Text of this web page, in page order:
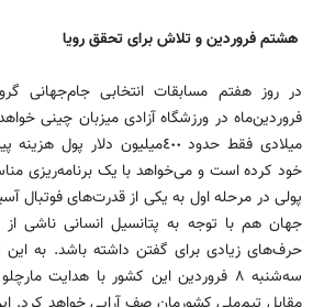
هشتم فروردین و تلاش برای تحقق رویا
در روز هفتم مسابقات انتخابی جام‌جهانی
فروردین‌ماه در ورزشگاه آزادی میزبان چینی
میلادی فقط حدود ٤٠٠‌میلیون دلار
خود کرده است و می‌خواهد با یک برنامه‌ریزی
پولی در مرحله اول به یکی از قدرت‌های فوتبال
جهان هم با توجه به پتانسیل انسانی ناشی
سه‌شنبه ٨ فروردین این کشور با هدایت